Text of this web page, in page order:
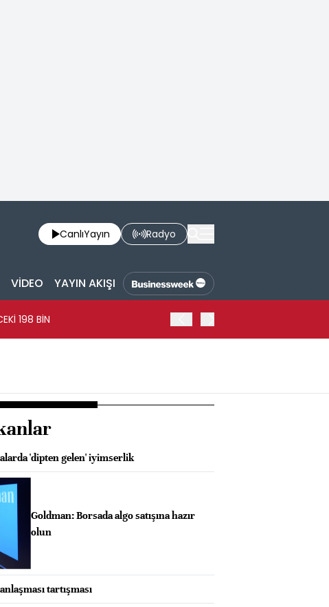
CanlıYayın Radyo
VİDEO YAYIN AKIŞI
198 BİN
'dipten gelen' iyimserlik
Goldman: Borsada algo satışına hazır
olun
tartışması